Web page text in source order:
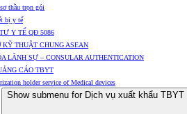
thầu trọn gói
bị y tế
Y TẾ QĐ 5086
KỸ THUẬT CHUNG ASEAN
LÃNH SỰ – CONSULAR AUTHENTICATION
CÁO TBYT
holder service of Medical devices
Show submenu for Dịch vụ xuất khẩu TBYT